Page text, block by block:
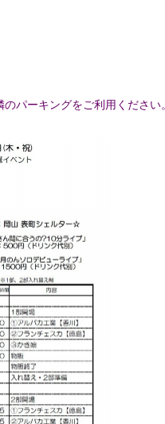
パーキングをご利用ください。